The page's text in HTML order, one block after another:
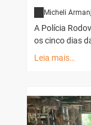
Micheli
A Polícia
os cinco dias
Leia mais…